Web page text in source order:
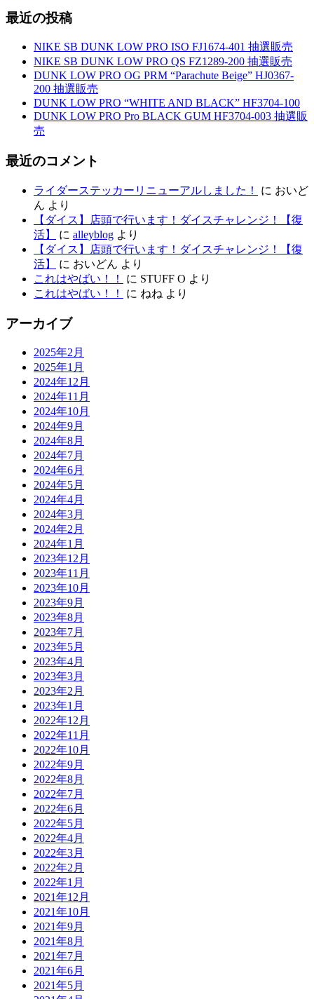
最近の投稿
NIKE SB DUNK LOW PRO ISO FJ1674-401 抽選販売
NIKE SB DUNK LOW PRO QS FZ1289-200 抽選販売
DUNK LOW PRO OG PRM “Parachute Beige” HJ0367-
200 抽選販売
DUNK LOW PRO “WHITE AND BLACK” HF3704-100
DUNK LOW PRO Pro BLACK GUM HF3704-003 抽選販
売
最近のコメント
ライダーステッカーリニューアルしました！ に おいど
ん より
【ダイス】店頭で行います！ダイスチャレンジ！【復
活】
に alleyblog より
【ダイス】店頭で行います！ダイスチャレンジ！【復
活】
に おいどん より
これはやばい！！
に STUFF O より
これはやばい！！
に ねね より
アーカイブ
2025年2月
2025年1月
2024年12月
2024年11月
2024年10月
2024年9月
2024年8月
2024年7月
2024年6月
2024年5月
2024年4月
2024年3月
2024年2月
2024年1月
2023年12月
2023年11月
2023年10月
2023年9月
2023年8月
2023年7月
2023年5月
2023年4月
2023年3月
2023年2月
2023年1月
2022年12月
2022年11月
2022年10月
2022年9月
2022年8月
2022年7月
2022年6月
2022年5月
2022年4月
2022年3月
2022年2月
2022年1月
2021年12月
2021年10月
2021年9月
2021年8月
2021年7月
2021年6月
2021年5月